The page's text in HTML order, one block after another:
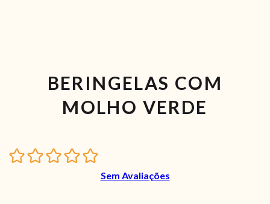
BERINGELAS COM
MOLHO VERDE
Sem Avaliações